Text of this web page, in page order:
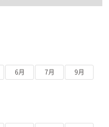
6月 7月 9月